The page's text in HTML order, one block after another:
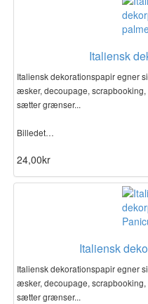
Italiensk
Italiensk dekorationspapir egner
æsker, decoupage,
sætter grænser...
Billedet…
24,00kr
Italiensk
Italiensk dekorationspapir egner
æsker, decoupage,
sætter grænser...